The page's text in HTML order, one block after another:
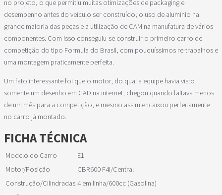
no projeto, o que permitiu muitas otimizações de packaging e
desempenho antes do veículo ser construído; o uso de alumínio na
grande maioria das peças e a utilização de CAM na manufatura de vários
componentes. Com isso conseguiu-se construir o primeiro carro de
competição do tipo Formula do Brasil, com pouquíssimos re-trabalhos e
uma montagem praticamente perfeita.
Um fato interessante foi que o motor, do qual a equipe havia visto
somente um desenho em CAD na internet, chegou quando faltava menos
de um mês para a competição, e mesmo assim encaixou perfeitamente
no carro já montado.
FICHA TÉCNICA
Modelo do Carro
E1
Motor/Posição
CBR600 F4i/Central
Construção/Cilindradas 4 em linha/600cc (Gasolina)